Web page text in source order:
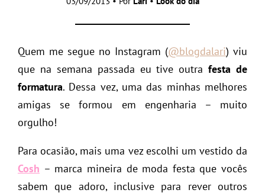
Quem me segue no Instagram (@blogdalari) viu
que na semana passada eu tive outra festa de
formatura. Dessa vez, uma das minhas melhores
amigas se formou em engenharia – muito
orgulho!
Para ocasião, mais uma vez escolhi um vestido da
Cosh – marca mineira de moda festa que vocês
sabem que adoro, inclusive para rever outros